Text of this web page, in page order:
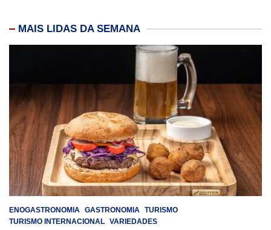
MAIS LIDAS DA SEMANA
ENOGASTRONOMIA GASTRONOMIA TURISMO
TURISMO INTERNACIONAL VARIEDADES